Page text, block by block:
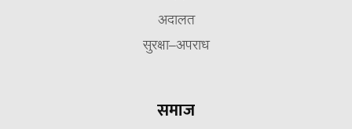
अदालत
सुरक्षा–अपराध
समाज